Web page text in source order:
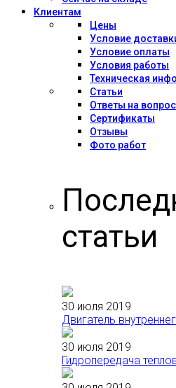
Клиентам
Цены
Условие
Условие оплаты
Условия работы
Техническая
Статьи
Ответы на
Сертификаты
Отзывы
Фото работ
статьи
30 июля 2019
Двигатель
30 июля 2019
Гидропередача